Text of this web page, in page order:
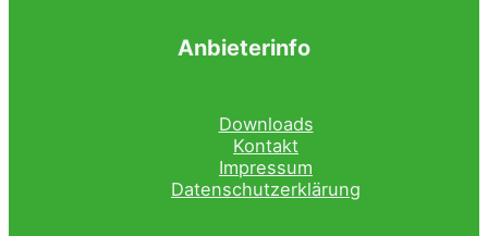
Anbieterinfo
Downloads
Kontakt
Impressum
Datenschutzerklärung